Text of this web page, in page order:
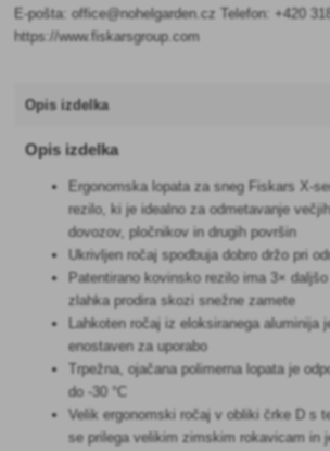
E-pošta: office@nohelgarden.cz Telefon: +420
https://www.fiskarsgroup.com
Opis izdelka
Opis izdelka
Ergonomska lopata za sneg Fiskars X-
rezilo, ki je idealno za odmetavanje
dovozov, pločnikov in drugih površin
Ukrivljen ročaj spodbuja dobro držo pri
Patentirano kovinsko rezilo ima 3×
zlahka prodira skozi snežne zamete
Lahkoten ročaj iz eloksiranega aluminija
enostaven za uporabo
Trpežna, ojačana polimerna lopata je
do -30 °C
Velik ergonomski ročaj v obliki črke D s
se prilega velikim zimskim rokavicam in